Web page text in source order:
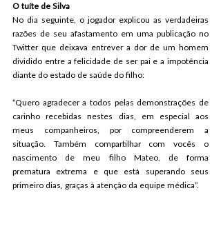
O tuíte de Silva
No dia seguinte, o jogador explicou as verdadeiras
razões de seu afastamento em uma publicação no
Twitter que deixava entrever a dor de um homem
dividido entre a felicidade de ser pai e a impotência
diante do estado de saúde do filho:
“Quero agradecer a todos pelas demonstrações de
carinho recebidas nestes dias, em especial aos
meus companheiros, por compreenderem a
situação. Também compartilhar com vocês o
nascimento de meu filho Mateo, de forma
prematura extrema e que está superando seus
primeiro dias, graças à atenção da equipe médica”.